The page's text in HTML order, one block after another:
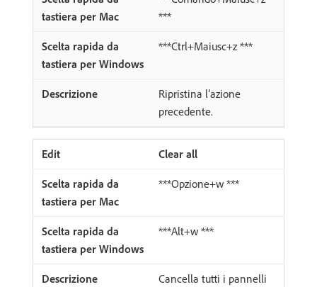
***
***Ctrl+Maiusc+z ***
Ripristina l’azione
precedente.
Clear all
***Opzione+w ***
***Alt+w ***
Cancella tutti i pannelli